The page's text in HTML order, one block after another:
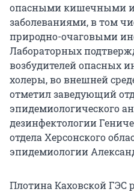
опасными кишечными
заболеваниями, в том
природно-очаговыми
Лабораторных
возбудителей опасных
холеры, во внешней
отметил заведующий
эпидемиологического
дезинфектологии
отдела Херсонского
эпидемиологии
Плотина Каховской ГЭС